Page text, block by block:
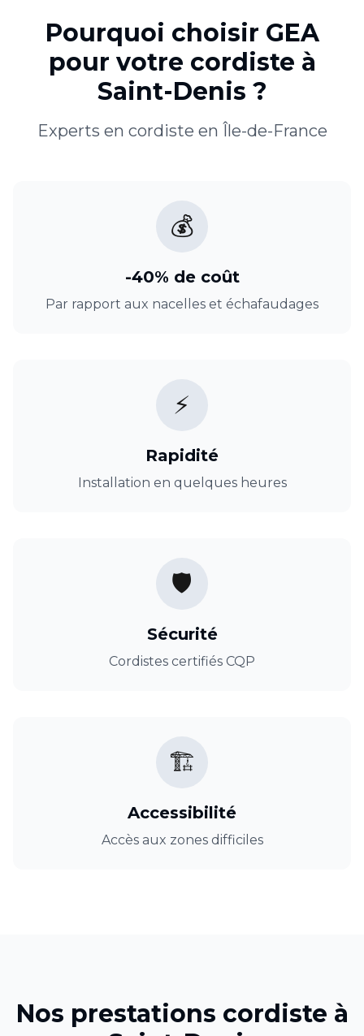
Pourquoi choisir GEA
pour votre cordiste à
Saint-Denis ?
Experts en cordiste en Île-de-France
💰
-40% de coût
Par rapport aux nacelles et échafaudages
⚡
Rapidité
Installation en quelques heures
🛡️
Sécurité
Cordistes certifiés CQP
🏗️
Accessibilité
Accès aux zones difficiles
Nos prestations cordiste à